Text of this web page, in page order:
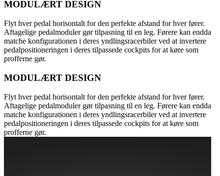
MODULÆRT DESIGN
Flyt hver pedal horisontalt for den perfekte afstand for hver fører.
Aftagelige pedalmoduler gør tilpasning til en leg. Førere kan endda
matche konfigurationen i deres yndlingsracerbiler ved at invertere
pedalpositioneringen i deres tilpassede cockpits for at køre som
profferne gør.
MODULÆRT DESIGN
Flyt hver pedal horisontalt for den perfekte afstand for hver fører.
Aftagelige pedalmoduler gør tilpasning til en leg. Førere kan endda
matche konfigurationen i deres yndlingsracerbiler ved at invertere
pedalpositioneringen i deres tilpassede cockpits for at køre som
profferne gør.